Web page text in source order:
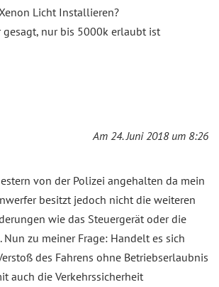
Licht Installieren?
gesagt, nur bis 5000k erlaubt ist
Am 24. Juni 2018 um 8:26
von der Polizei angehalten da mein
besitzt jedoch nicht die weiteren
wie das Steuergerät oder die
Nun zu meiner Frage: Handelt es sich
des Fahrens ohne Betriebserlaubnis
auch die Verkehrssicherheit